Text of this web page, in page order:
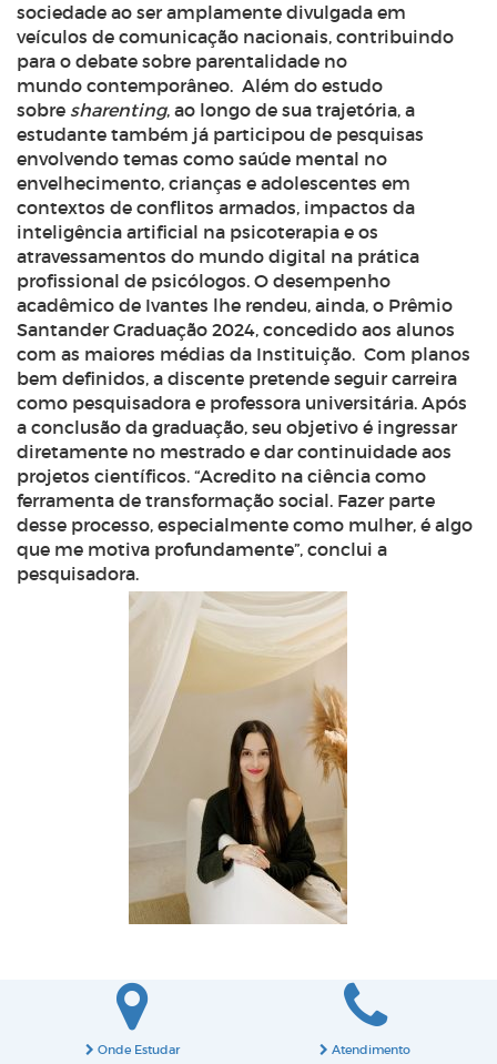
sociedade ao ser amplamente divulgada em
veículos de comunicação nacionais, contribuindo
para o debate sobre parentalidade no
mundo contemporâneo. Além do estudo
sobre sharenting, ao longo de sua trajetória, a
estudante também já participou de pesquisas
envolvendo temas como saúde mental no
envelhecimento, crianças e adolescentes em
contextos de conflitos armados, impactos da
inteligência artificial na psicoterapia e os
atravessamentos do mundo digital na prática
profissional de psicólogos. O desempenho
acadêmico de Ivantes lhe rendeu, ainda, o Prêmio
Santander Graduação 2024, concedido aos alunos
com as maiores médias da Instituição. Com planos
bem definidos, a discente pretende seguir carreira
como pesquisadora e professora universitária. Após
a conclusão da graduação, seu objetivo é ingressar
diretamente no mestrado e dar continuidade aos
projetos científicos. “Acredito na ciência como
ferramenta de transformação social. Fazer parte
desse processo, especialmente como mulher, é algo
que me motiva profundamente”, conclui a
pesquisadora.
Onde Estudar Atendimento